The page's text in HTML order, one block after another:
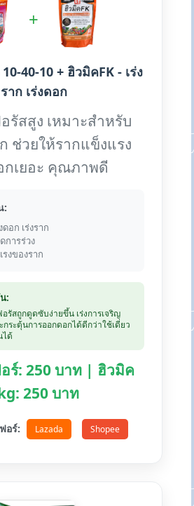
+
40-10 + ฮิวมิคFK - เร่ง
ราก เร่งดอก
รัสสูง เหมาะสำหรับ
ช่วยให้รากแข็งแรง
เยอะ คุณภาพดี
:
อก เร่งราก
การร่วง
งของราก
:
รัสถูกดูดซับง่ายขึ้น เร่งการเจริญ
กระตุ้นการออกดอกได้ดีกว่าใช้เดี่ยว
ได้
อร์: 250 บาท | ฮิวมิค
250 บาท
อร์: Lazada Shopee